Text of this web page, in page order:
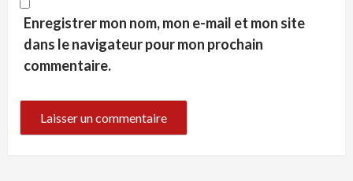
Enregistrer mon nom, mon e-mail et mon site
dans le navigateur pour mon prochain
commentaire.